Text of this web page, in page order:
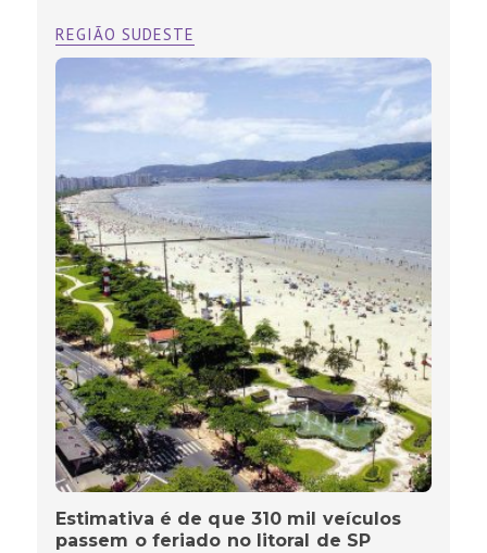
REGIÃO SUDESTE
Estimativa é de que 310 mil veículos
passem o feriado no litoral de SP